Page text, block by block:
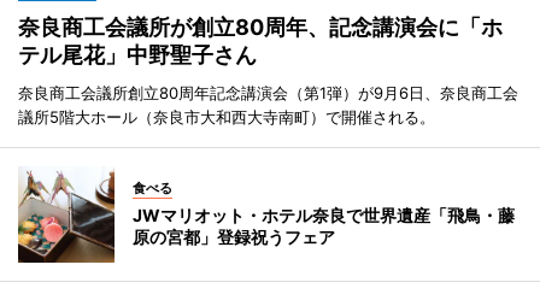
奈良商工会議所が創立80周年、記念講演会に「ホ
テル尾花」中野聖子さん
奈良商工会議所創立80周年記念講演会（第1弾）が9月6日、奈良商工会
議所5階大ホール（奈良市大和西大寺南町）で開催される。
食べる
JWマリオット・ホテル奈良で世界遺産「飛鳥・藤
原の宮都」登録祝うフェア